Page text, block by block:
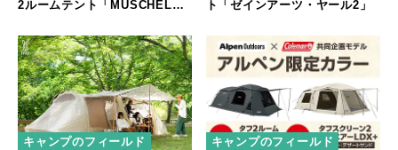
2ルームテント「MUSCHEL」
ト「ゼインアーツ・ヤール2」
キャンプのフィールド キャンプのフィールド